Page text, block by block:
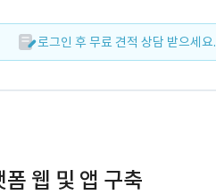
로그인 후 무료 견적 상담 받으세요.
웹 및 앱 구축